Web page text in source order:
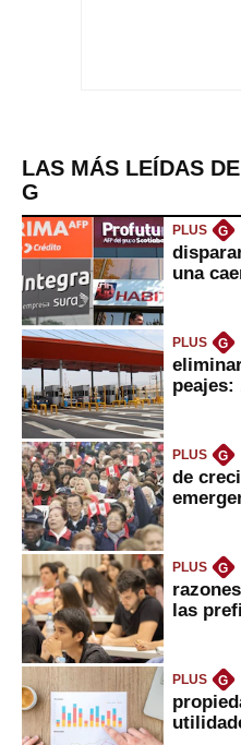
LAS MÁS LEÍDAS
G
PLUS G
una
PLUS G
PLUS G
de
PLUS G
las
PLUS G